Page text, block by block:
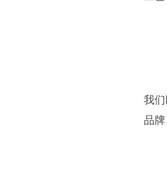
我
品